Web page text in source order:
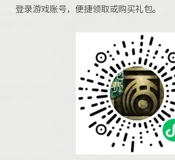
登录游戏账号，便捷领取或购买礼包。